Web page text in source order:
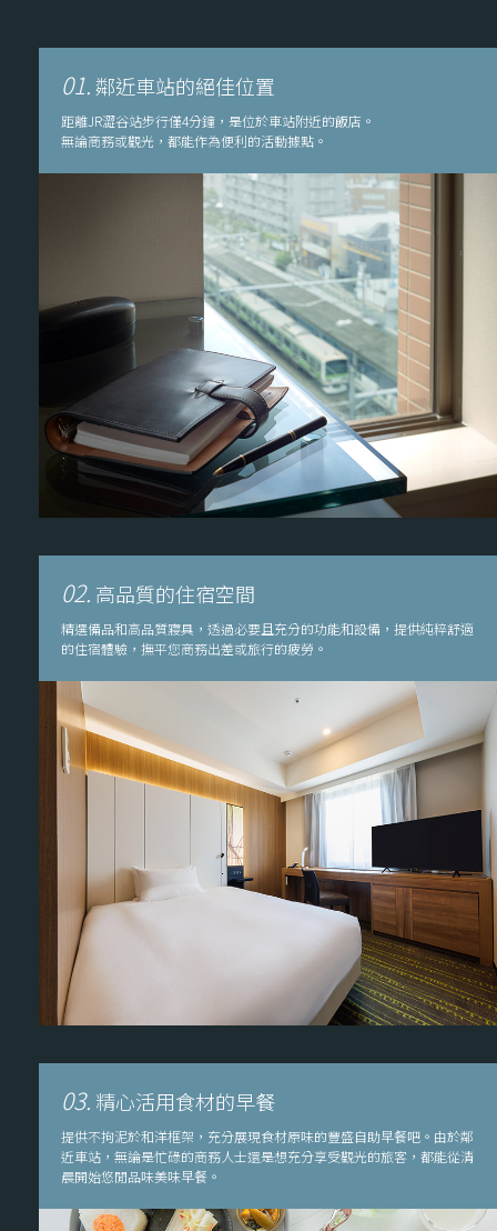
01.鄰近車站的絕佳位置
距離JR澀谷站步行僅4分鐘，是位於車站附近的飯店。
無論商務或觀光，都能作為便利的活動據點。
02. 高品質的住宿空間
精選備品和高品質寢具，透過必要且充分的功能和設備，提供純粹舒適
的住宿體驗，撫平您商務出差或旅行的疲勞。
03. 精心活用食材的早餐
提供不拘泥於和洋框架，充分展現食材原味的豐盛自助早餐吧。由於鄰
近車站，無論是忙碌的商務人士還是想充分享受觀光的旅客，都能從清
晨開始悠閒品味美味早餐。